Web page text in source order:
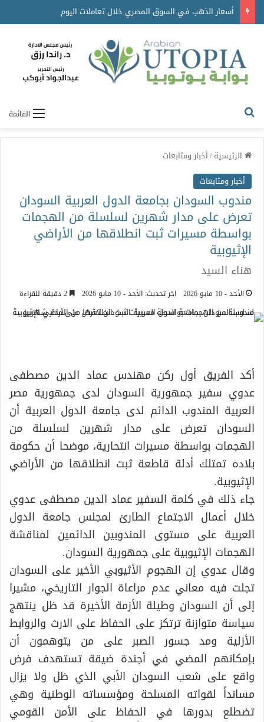
أسعار الذهب في السوق المصري خلال تعاملات اليوم
القائمة
الرئيسية/أخبار ومتابعات
أخبار ومتابعات
مندوب السودان بجامعة الدول العربية السودان
تعرض على مدار شهرين لسلسلة من الهجمات
بواسطة مسيرات ثبت انطلاقها من الأراضي
الإثيوبية
هناء السيد
الأحد - 10 مايو 2026 اخر تحديث: الأحد - 10 مايو 2026
أكد الفريق أول ركن مهندس عماد الدين مصطفى
عدوي سفير جمهورية السودان لدى جمهورية مصر
العربية المندوب الدائم لدى جامعة الدول العربية أن
السودان تعرض على مدار شهرين لسلسلة من
الهجمات بواسطة مسيرات انتحارية، موضحا أن حكومة
بلاده تمتلك أدلة قاطعة ثبت انطلاقها من الأراضي
الإثيوبية.
جاء ذلك في كلمة السفير عماد الدين مصطفى عدوي
خلال أعمال الاجتماع الطارئ لمجلس جامعة الدول
العربية على مستوى المندوبين الدائمين لمناقشة
الهجمات الإثيوبية على جمهورية السودان.
وقال عدوي إن الهجوم الأثيوبي الأخير على السودان
تجلت فيه معاني عدم مراعاة الجوار التاريخي، مشيرا
إلى أن السودان وطيلة الأزمة الأخيرة قد ظل ينتهج
سياسة متوازنة ترتكز على الحفاظ على الارث والروابط
الأزلية ومد جسور الصبر على من يتوهمون أن
بإمكانهم المضي في أجندة ضيقة تستهدف فرض
واقع على شعب السودان الأبي الذي ظل ولا يزال
مسانداً لقواته المسلحة ومؤسساته الوطنية وهي
تضطلع بدورها في الحفاظ على الأمن القومي